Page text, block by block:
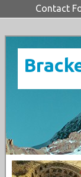
Contact